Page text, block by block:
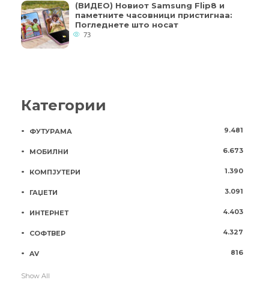
(ВИДЕО) Новиот Samsung Flip8 и
паметните часовници пристигнаа:
Погледнете што носат
73
Категории
ФУТУРАМА 9.481
МОБИЛНИ 6.673
КОМПЈУТЕРИ 1.390
ГАЏЕТИ 3.091
ИНТЕРНЕТ 4.403
СОФТВЕР 4.327
AV 816
Show All